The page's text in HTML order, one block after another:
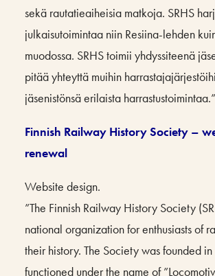
sekä rautatieaiheisia matkoja. SRHS
julkaisutoimintaa niin Resiina-lehden
muodossa. SRHS toimii yhdyssiteenä
pitää yhteyttä muihin
jäsenistönsä erilaista harrastustoimintaa.”
Finnish Railway History Society –
renewal
Website design.
”The Finnish Railway History Society
national organization for enthusiasts of
their history. The Society was founded
functioned under the name of